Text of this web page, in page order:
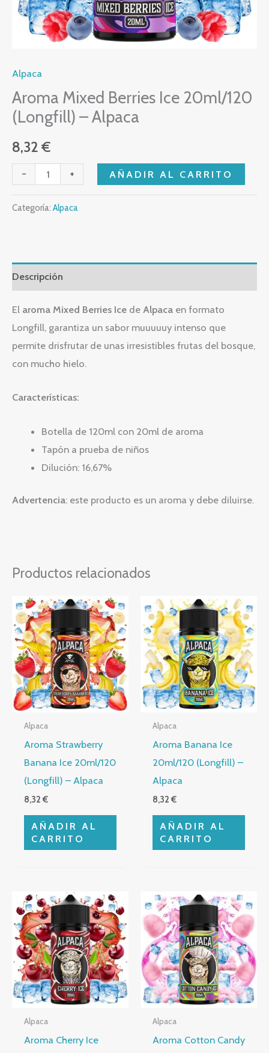
Alpaca
Aroma Mixed Berries Ice 20ml/120
(Longfill) – Alpaca
8,32 €
- + AÑADIR AL CARRITO
Categoría: Alpaca
Descripción
El aroma Mixed Berries Ice de Alpaca en formato
Longfill, garantiza un sabor muuuuuy intenso que
permite drisfrutar de unas irresistibles frutas del bosque,
con mucho hielo.
Características:
Botella de 120ml con 20ml de aroma
Tapón a prueba de niños
Dilución: 16,67%
Advertencia: este producto es un aroma y debe diluirse.
Productos relacionados
Alpaca
Aroma Strawberry
Banana Ice 20ml/120
(Longfill) – Alpaca
8,32€
AÑADIR AL
CARRITO
Alpaca
Aroma Banana Ice
20ml/120 (Longfill) –
Alpaca
8,32€
AÑADIR AL
CARRITO
Alpaca
Aroma Cherry Ice
Alpaca
Aroma Cotton Candy